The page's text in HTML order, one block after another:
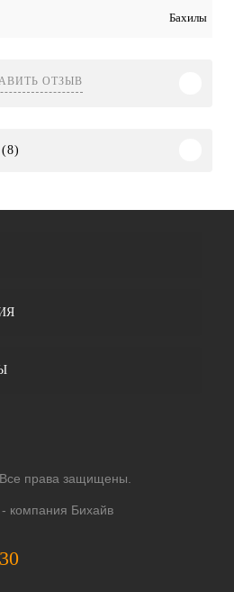
Бахилы
ОТЗЫВ
права защищены.
компания Бихайв